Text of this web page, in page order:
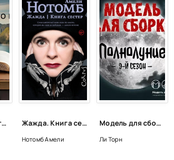
Что читать в августе. Длинный список вышедших и планируемых книжных новинок (включая переиздания) Жажда. Книга сестер - Амели Нотомб
Нотомб Амели
Модель для сборки. Подкасты для SoundStream 9
Ли Торн